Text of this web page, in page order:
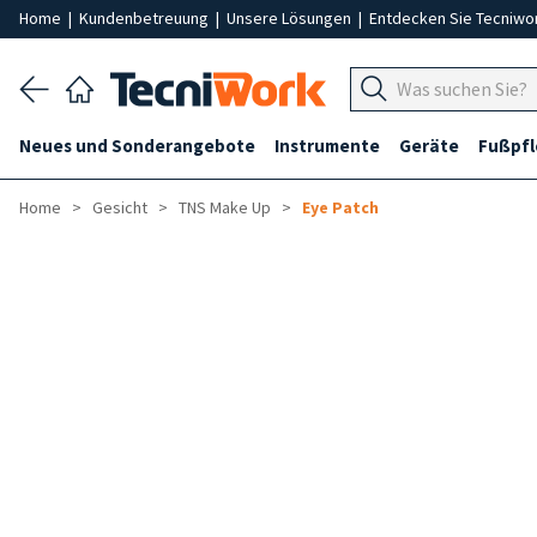
Home | Kundenbetreuung | Unsere Lösungen | Entdecken Sie
Neues und Sonderangebote Instrumente Geräte
Home Gesicht TNS Make Up Eye Patch